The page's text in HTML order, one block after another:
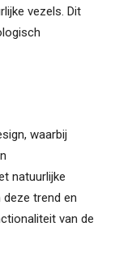
vezels. Dit
waarbij
natuurlijke
trend en
van de